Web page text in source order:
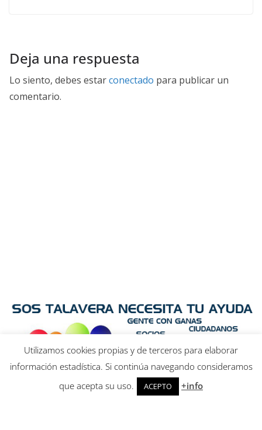
Deja una respuesta
Lo siento, debes estarconectado para publicar un
comentario.
Utilizamos cookies propias y de terceros para elaborar
información estadística. Si continúa navegando consideramos
que acepta su uso.
ACEPTO +info